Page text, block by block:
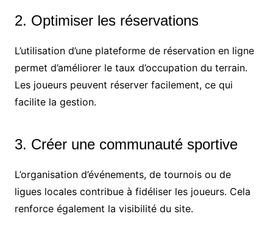
2. Optimiser les réservations
L’utilisation d’une plateforme de réservation en ligne
permet d’améliorer le taux d’occupation du terrain.
Les joueurs peuvent réserver facilement, ce qui
facilite la gestion.
3. Créer une communauté sportive
L’organisation d’événements, de tournois ou de
ligues locales contribue à fidéliser les joueurs. Cela
renforce également la visibilité du site.